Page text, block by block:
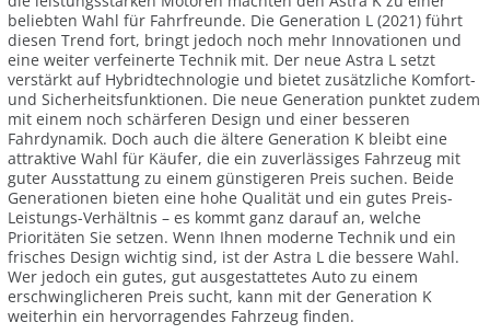
beliebten Wahl für Fahrfreunde. Die Generation L (2021) führt
diesen Trend fort, bringt jedoch noch mehr Innovationen und
eine weiter verfeinerte Technik mit. Der neue Astra L setzt
verstärkt auf Hybridtechnologie und bietet zusätzliche Komfort-
und Sicherheitsfunktionen. Die neue Generation punktet zudem
mit einem noch schärferen Design und einer besseren
Fahrdynamik. Doch auch die ältere Generation K bleibt eine
attraktive Wahl für Käufer, die ein zuverlässiges Fahrzeug mit
guter Ausstattung zu einem günstigeren Preis suchen. Beide
Generationen bieten eine hohe Qualität und ein gutes Preis-
Leistungs-Verhältnis – es kommt ganz darauf an, welche
Prioritäten Sie setzen. Wenn Ihnen moderne Technik und ein
frisches Design wichtig sind, ist der Astra L die bessere Wahl.
Wer jedoch ein gutes, gut ausgestattetes Auto zu einem
erschwinglicheren Preis sucht, kann mit der Generation K
weiterhin ein hervorragendes Fahrzeug finden.